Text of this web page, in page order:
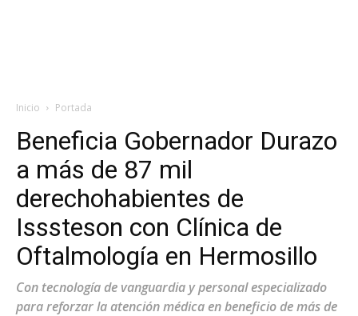
Inicio Portada
Beneficia Gobernador Durazo
a más de 87 mil
derechohabientes de
Isssteson con Clínica de
Oftalmología en Hermosillo
Con tecnología de vanguardia y personal especializado
para reforzar la atención médica en beneficio de más de